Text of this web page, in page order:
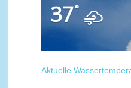
37°
Aktuelle